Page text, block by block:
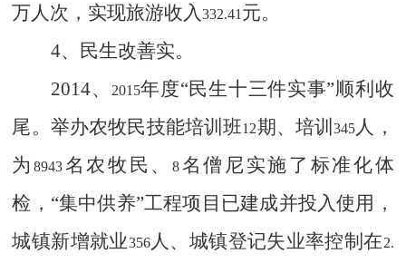
万人次，实现旅游收入332.41 元。
4、民生改善实。
2014、 2015年度“民生十三件实事”顺利收
尾。举办农牧民技能培训班12期、培训345 人，
为8943名农牧民、8名僧尼实施了标准化体
检，“集中供养”工程项目已建成并投入使用，
城镇新增就业356人、城镇登记失业率控制在2.